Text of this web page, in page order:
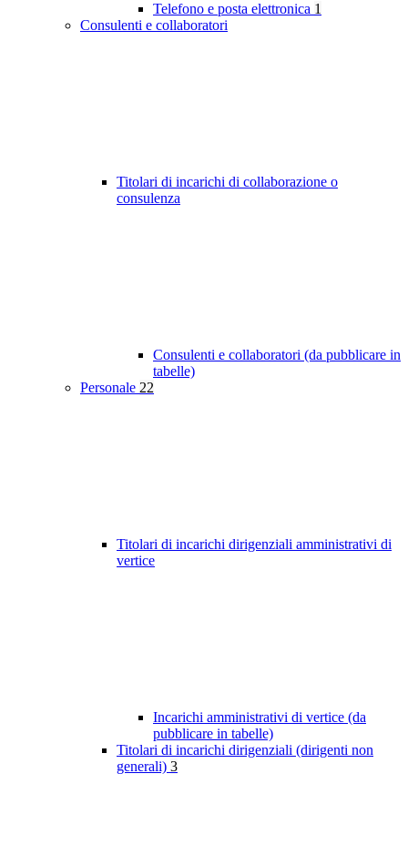
Telefono e posta elettronica 1
Consulenti e collaboratori
Titolari di incarichi di collaborazione o
consulenza
Consulenti e collaboratori (da pubblicare in
tabelle)
Personale 22
Titolari di incarichi dirigenziali amministrativi di
vertice
Incarichi amministrativi di vertice (da
pubblicare in tabelle)
Titolari di incarichi dirigenziali (dirigenti non
generali) 3